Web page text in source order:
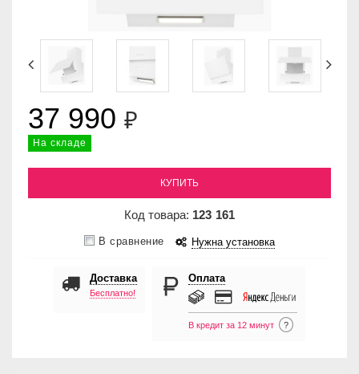
37 990 ₽
На складе
КУПИТЬ
Код товара: 123 161
В сравнение Нужна установка
Доставка
Бесплатно!
Оплата
В кредит за 12 минут ?